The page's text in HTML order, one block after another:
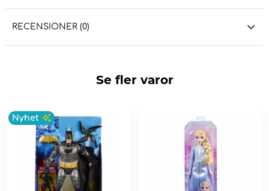
RECENSIONER (0)
Se fler varor
Nyhet